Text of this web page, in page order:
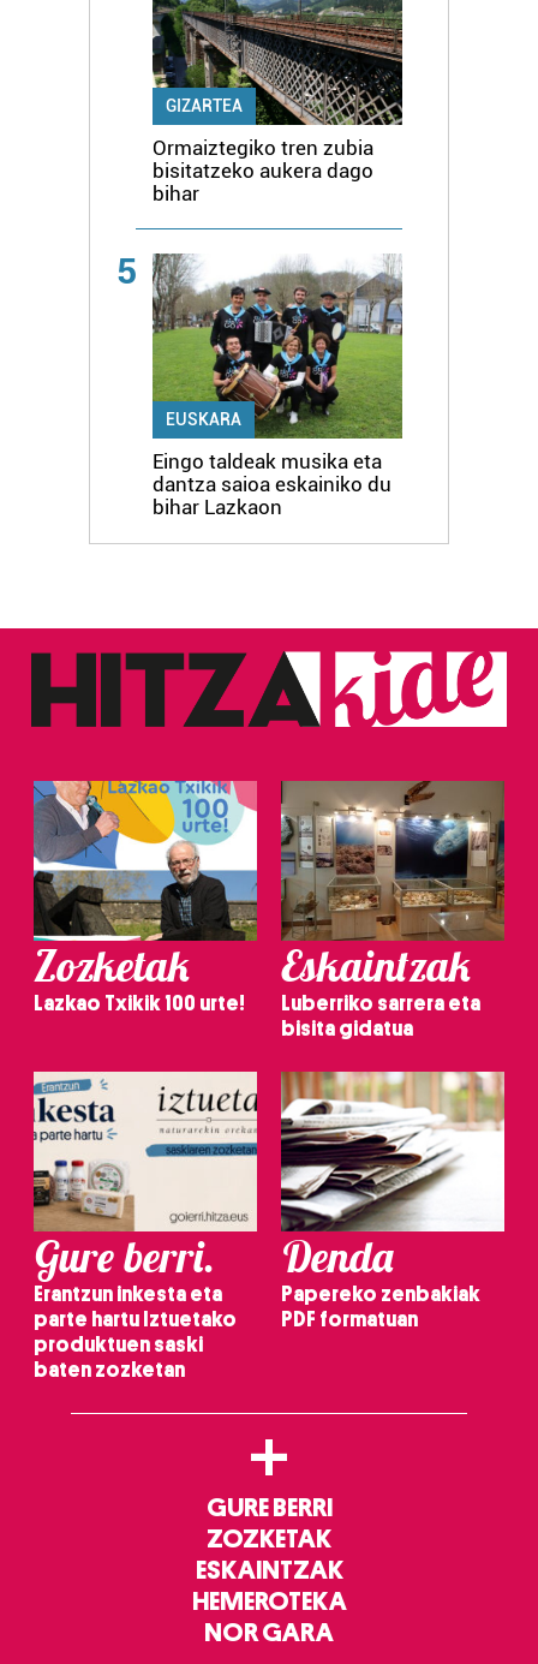
GIZARTEA
Ormaiztegiko tren zubia
bisitatzeko aukera dago
bihar
5
EUSKARA
Eingo taldeak musika eta
dantza saioa eskainiko du
bihar Lazkaon
Zozketak
Lazkao Txikik 100 urte!
Eskaintzak
Luberriko sarrera eta
bisita gidatua
Gure berri.
Erantzun inkesta eta
parte hartu Iztuetako
produktuen saski
baten zozketan
Denda
Papereko zenbakiak
PDF formatuan
+
GURE BERRI
ZOZKETAK
ESKAINTZAK
HEMEROTEKA
NOR GARA